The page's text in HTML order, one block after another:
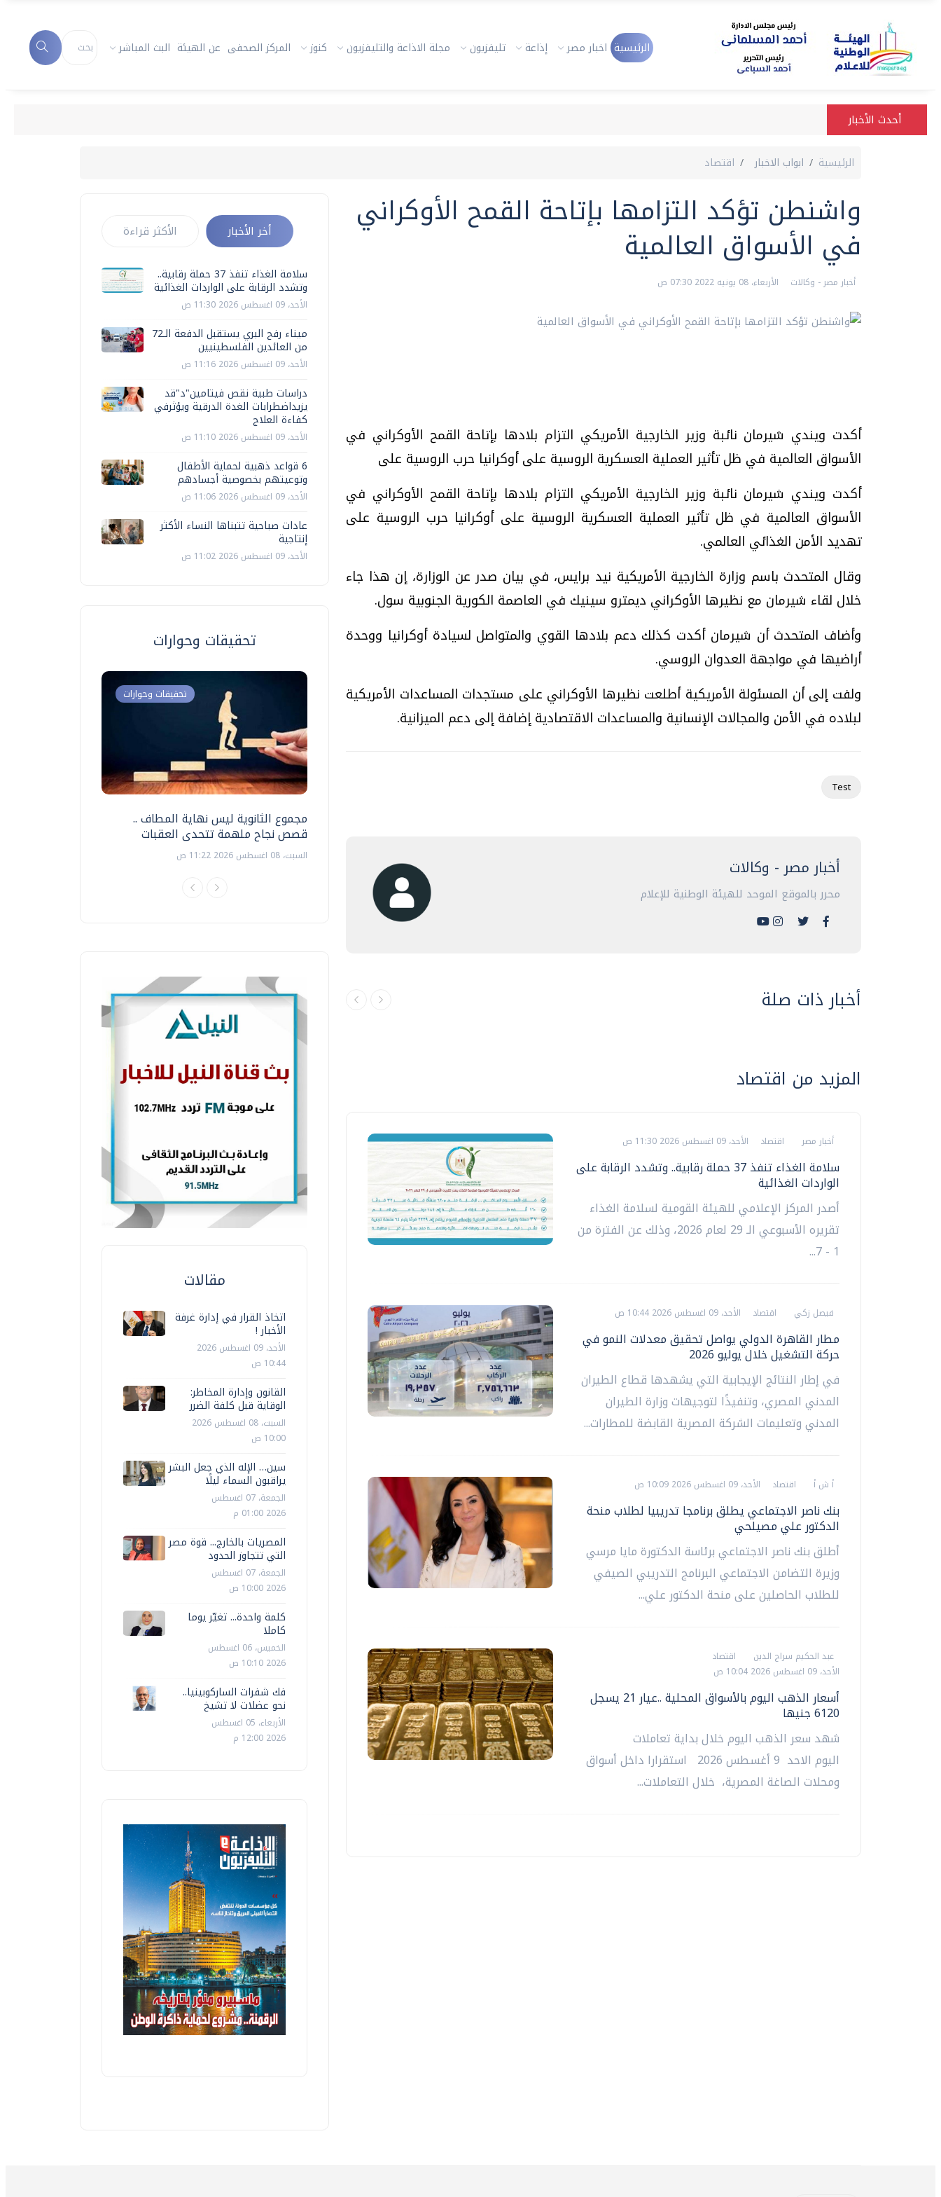
الرئيسية اخبار مصر إذاعة تليفزيون مجلة الاذاعة والتليفزيون كنوز المركز الصحفى عن الهيئة البث المباشر
أحدث الأخبار
الرئيسية ابواب الاخبار اقتصاد
واشنطن تؤكد التزامها بإتاحة القمح الأوكراني
في الأسواق العالمية
أخبار مصر - وكالات الأربعاء، 08 يونيه 2022 07:30 ص
أكدت ويندي شيرمان نائبة وزير الخارجية الأمريكي التزام بلادها بإتاحة القمح الأوكراني في
الأسواق العالمية في ظل تأثير العملية العسكرية الروسية على أوكرانيا حرب الروسية على
أكدت ويندي شيرمان نائبة وزير الخارجية الأمريكي التزام بلادها بإتاحة القمح الأوكراني في
الأسواق العالمية في ظل تأثير العملية العسكرية الروسية على أوكرانيا حرب الروسية على
تهديد الأمن الغذائي العالمي.
وقال المتحدث باسم وزارة الخارجية الأمريكية نيد برايس، في بيان صدر عن الوزارة، إن هذا جاء
خلال لقاء شيرمان مع نظيرها الأوكراني ديمترو سينيك في العاصمة الكورية الجنوبية سول.
وأضاف المتحدث أن شيرمان أكدت كذلك دعم بلادها القوي والمتواصل لسيادة أوكرانيا ووحدة
أراضيها في مواجهة العدوان الروسي.
ولفت إلى أن المسئولة الأمريكية أطلعت نظيرها الأوكراني على مستجدات المساعدات الأمريكية
لبلاده في الأمن والمجالات الإنسانية والمساعدات الاقتصادية إضافة إلى دعم الميزانية.
Test
أخبار مصر - وكالات
محرر بالموقع الموحد للهيئة الوطنية للإعلام
أخبار ذات صلة
المزيد من اقتصاد
أخبار مصر اقتصاد الأحد، 09 اغسطس 2026 11:30 ص
سلامة الغذاء تنفذ 37 حملة رقابية.. وتشدد الرقابة على
الواردات الغذائية
أصدر المركز الإعلامي للهيئة القومية لسلامة الغذاء
تقريره الأسبوعي الـ 29 لعام 2026، وذلك عن الفترة من
1 - 7...
فيصل زكي اقتصاد الأحد، 09 اغسطس 2026 10:44 ص
مطار القاهرة الدولي يواصل تحقيق معدلات النمو في
حركة التشغيل خلال يوليو 2026
في إطار النتائج الإيجابية التي يشهدها قطاع الطيران
المدني المصري، وتنفيذًا لتوجيهات وزارة الطيران
المدني وتعليمات الشركة المصرية القابضة للمطارات...
أ ش أ اقتصاد الأحد، 09 اغسطس 2026 10:09 ص
بنك ناصر الاجتماعي يطلق برنامجا تدريبيا لطلاب منحة
الدكتور علي مصيلحي
أطلق بنك ناصر الاجتماعي برئاسة الدكتورة مايا مرسي
وزيرة التضامن الاجتماعي البرنامج التدريبي الصيفي
للطلاب الحاصلين على منحة الدكتور علي...
عبد الحكيم سراج الدين
اقتصاد
الأحد، 09 اغسطس 2026 10:04 ص
أسعار الذهب اليوم بالأسواق المحلية ..عيار 21 يسجل
6120 جنيها
شهد سعر الذهب اليوم خلال بداية تعاملات
اليوم الاحد 9 أغسطس 2026 استقرارا داخل أسواق
ومحلات الصاغة المصرية، خلال التعاملات...
أخر الأخبار الأكثر قراءة
سلامة الغذاء تنفذ 37 حملة رقابية..
وتشدد الرقابة على الواردات الغذائية
الأحد، 09 اغسطس 2026 11:30 ص
ميناء رفح البري يستقبل الدفعة الـ72
من العائدين الفلسطينيين
الأحد، 09 اغسطس 2026 11:16 ص
دراسات طبية نقص فيتامين"د"قد
يزيداضطرابات الغدة الدرقية ويؤثرفي
كفاءة العلاج
الأحد، 09 اغسطس 2026 11:10 ص
6 قواعد ذهبية لحماية الأطفال
وتوعيتهم بخصوصية أجسادهم
الأحد، 09 اغسطس 2026 11:06 ص
عادات صباحية تتبناها النساء الأكثر
إنتاجية
الأحد، 09 اغسطس 2026 11:02 ص
تحقيقات وحوارات
تحقيقات وحوارات
مجموع الثانوية ليس نهاية المطاف ..
قصص نجاح ملهمة تتحدى العقبات
السبت، 08 اغسطس 2026 11:22 ص
تحقيقات وحوارات تحقيقات وحوارات تحقيقات وحوارات
مقالات
اتخاذ القرار في إدارة غرفة
الأخبار !
الأحد، 09 اغسطس 2026
10:44 ص
القانون وإدارة المخاطر:
الوقاية قبل كلفة الضرر
السبت، 08 اغسطس 2026
10:00 ص
سين… الإله الذي جعل البشر
يراقبون السماء ليلًا
الجمعة، 07 اغسطس
2026 01:00 م
المصريات بالخارج... قوة مصر
التي تتجاوز الحدود
الجمعة، 07 اغسطس
2026 10:00 ص
كلمة واحدة... تغيّر يوما
كاملا
الخميس، 06 اغسطس
2026 10:10 ص
فك شفرات الساركوبينيا..
نحو عضلات لا تشيخ
الأربعاء، 05 اغسطس
2026 12:00 م